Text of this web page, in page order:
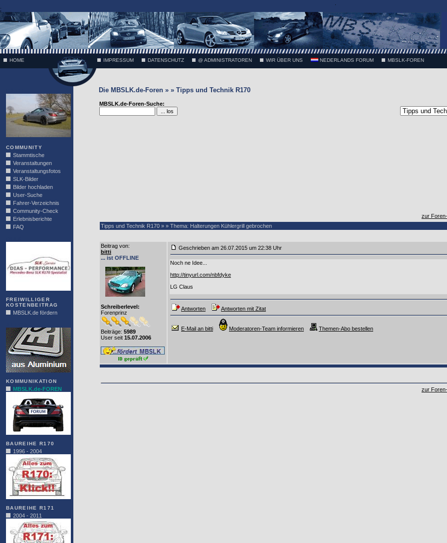
;
HOME IMPRESSUM DATENSCHUTZ @ ADMINISTRATOREN WIR ÜBER UNS NEDERLANDS FORUM MBSLK-FOREN
COMMUNITY
Stammtische
Veranstaltungen
Veranstaltungsfotos
SLK-Bilder
Bilder hochladen
User-Suche
Fahrer-Verzeichnis
Community-Check
Erlebnisberichte
FAQ
FREIWILLIGER
KOSTENBEITRAG
MBSLK.de fördern
KOMMUNIKATION
MBSLK.de-FOREN
BAUREIHE R170
1996 - 2004
BAUREIHE R171
2004 - 2011
Die MBSLK.de-Foren » » Tipps und Technik R170
MBSLK.de-Foren-Suche:
zur
Tipps und Technik R170 » » Thema: Halterungen Kühlergrill gebrochen
Beitrag von:
bitti
... ist OFFLINE
Schreiberlevel:
Forenprinz
Beiträge: 5989
User seit 15.07.2006
Geschrieben am 26.07.2015 um 22:38 Uhr
Noch ne Idee...
http://tinyurl.com/nbfdyke
LG Claus
Antworten Antworten mit Zitat
E-Mail an bitti Moderatoren-Team informieren Themen-Abo bestellen
zur